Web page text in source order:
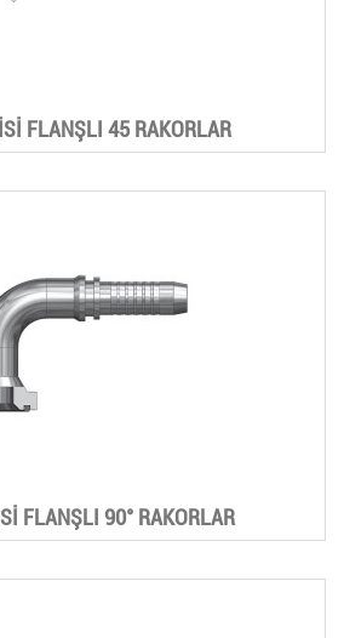
FLANŞLI 45 RAKORLAR
FLANŞLI 90° RAKORLAR